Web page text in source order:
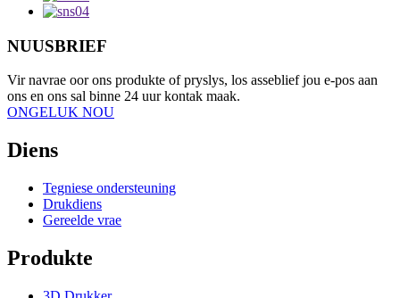
NUUSBRIEF
Vir navrae oor ons produkte of pryslys, los asseblief jou e-pos aan
ons en ons sal binne 24 uur kontak maak.
ONGELUK NOU
Diens
Tegniese ondersteuning
Drukdiens
Gereelde vrae
Produkte